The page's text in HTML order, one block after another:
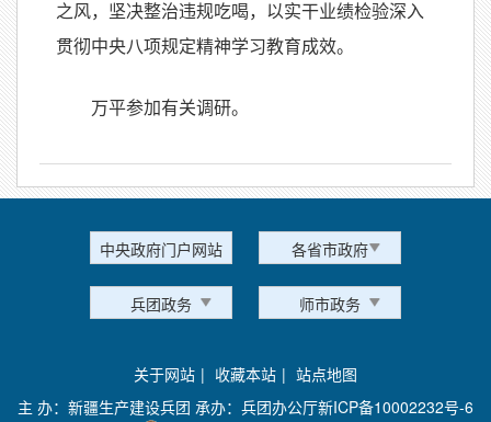
之风，坚决整治违规吃喝，以实干业绩检验深入
贯彻中央八项规定精神学习教育成效。
万平参加有关调研。
中央政府门户网站 各省市政府
兵团政务 师市政务
关于网站 | 收藏本站 | 站点地图
主 办：新疆生产建设兵团 承办：兵团办公厅新ICP备10002232号-6